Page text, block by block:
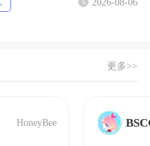
更多>>
HoneyBee